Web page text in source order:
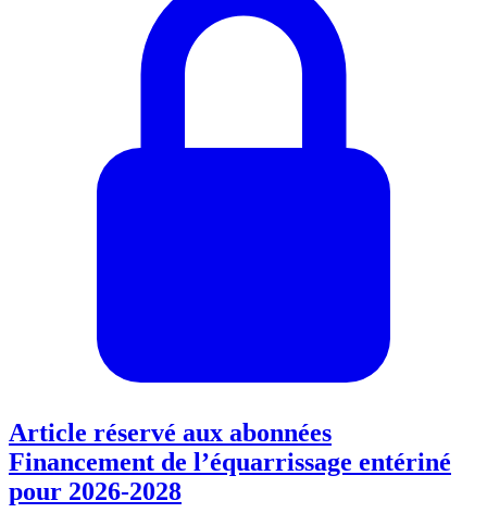
Article réservé aux abonnées
Financement de l’équarrissage entériné
pour 2026-2028